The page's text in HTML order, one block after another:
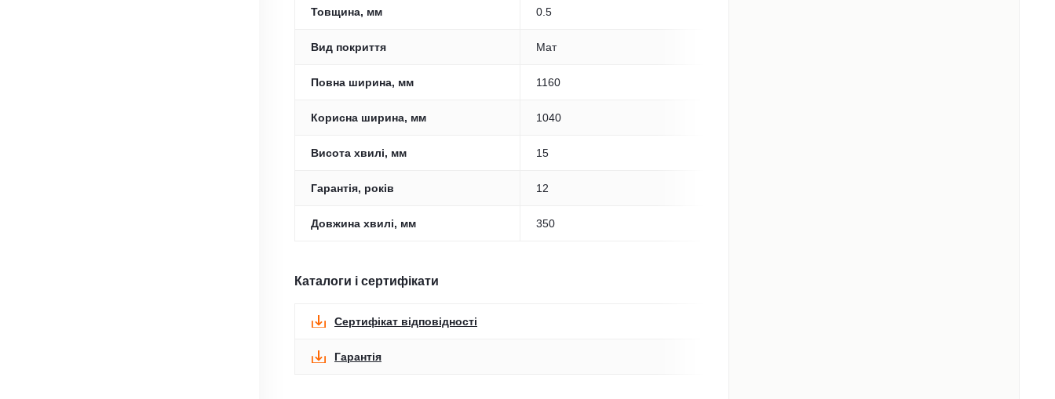
Товщина, мм 0.5
Вид покриття Мат
Повна ширина, мм 1160
Корисна ширина, мм 1040
Висота хвилі, мм 15
Гарантія, років 12
Довжина хвилі, мм 350
Каталоги і сертифікати
Сертифікат відповідності
Гарантія